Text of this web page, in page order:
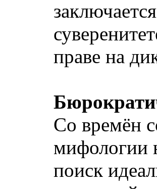
праве на
Со времён
мифологии
поиск